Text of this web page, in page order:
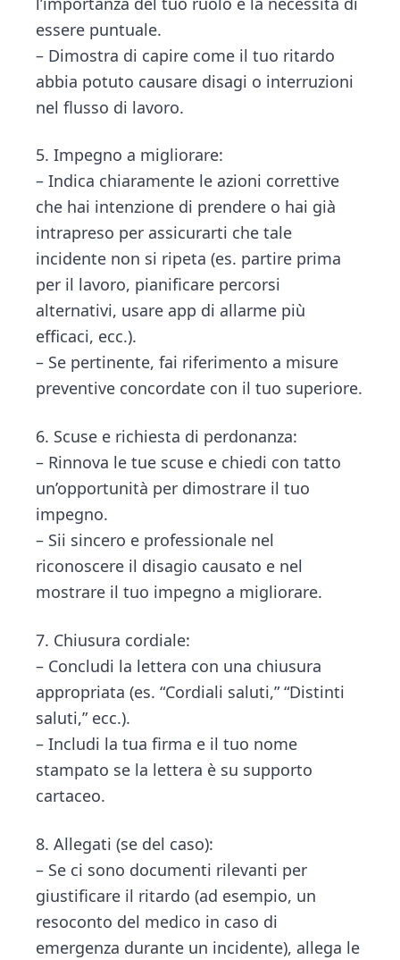
essere puntuale.
– Dimostra di capire come il tuo ritardo
abbia potuto causare disagi o interruzioni
nel flusso di lavoro.
5. Impegno a migliorare:
– Indica chiaramente le azioni correttive
che hai intenzione di prendere o hai già
intrapreso per assicurarti che tale
incidente non si ripeta (es. partire prima
per il lavoro, pianificare percorsi
alternativi, usare app di allarme più
efficaci, ecc.).
– Se pertinente, fai riferimento a misure
preventive concordate con il tuo superiore.
6. Scuse e richiesta di perdonanza:
– Rinnova le tue scuse e chiedi con tatto
un’opportunità per dimostrare il tuo
impegno.
– Sii sincero e professionale nel
riconoscere il disagio causato e nel
mostrare il tuo impegno a migliorare.
7. Chiusura cordiale:
– Concludi la lettera con una chiusura
appropriata (es. “Cordiali saluti,” “Distinti
saluti,” ecc.).
– Includi la tua firma e il tuo nome
stampato se la lettera è su supporto
cartaceo.
8. Allegati (se del caso):
– Se ci sono documenti rilevanti per
giustificare il ritardo (ad esempio, un
resoconto del medico in caso di
emergenza durante un incidente), allega le